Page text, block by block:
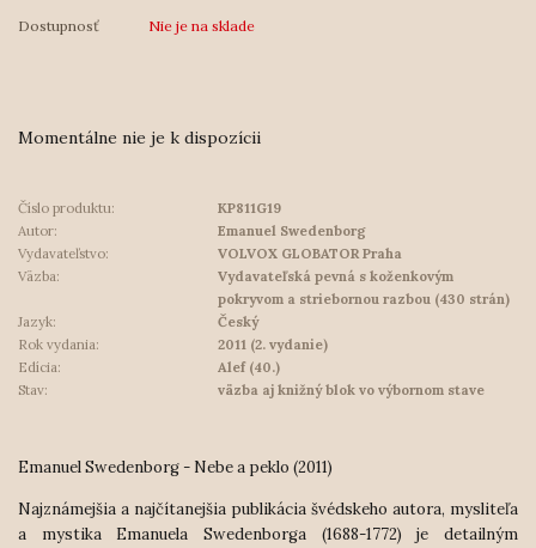
Dostupnosť Nie je na sklade
Momentálne nie je k dispozícii
Číslo produktu:
KP811G19
Autor:
Emanuel Swedenborg
Vydavateľstvo:
VOLVOX GLOBATOR Praha
Väzba:
Vydavateľská pevná s koženkovým
pokryvom a striebornou razbou (430 strán)
Jazyk:
Český
Rok vydania:
2011 (2. vydanie)
Edícia:
Alef (40.)
Stav:
väzba aj knižný blok vo výbornom stave
Emanuel Swedenborg - Nebe a peklo (2011)
Najznámejšia a najčítanejšia publikácia švédskeho autora, mysliteľa
a mystika Emanuela Swedenborga (1688-1772) je detailným